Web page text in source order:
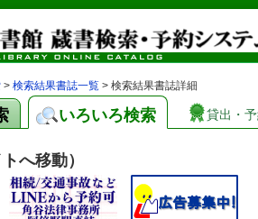
> 検索結果書誌一覧 > 検索結果書誌詳細
いろいろ検索 貸出・
へ移動）